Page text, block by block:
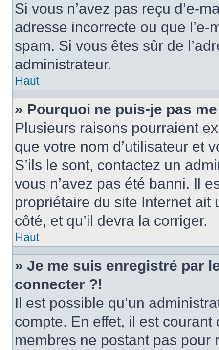
Si vous n’avez pas reçu d’e-
adresse incorrecte ou que
spam. Si vous êtes sûr de
administrateur.
Haut
» Pourquoi ne puis-je pas
Plusieurs raisons pourraient
que votre nom d’utilisateur et
S’ils le sont, contactez un
vous n’avez pas été banni. Il
propriétaire du site Internet
côté, et qu’il devra la corriger.
Haut
» Je me suis enregistré par
connecter ?!
Il est possible qu’un
compte. En effet, il est
membres ne postant pas